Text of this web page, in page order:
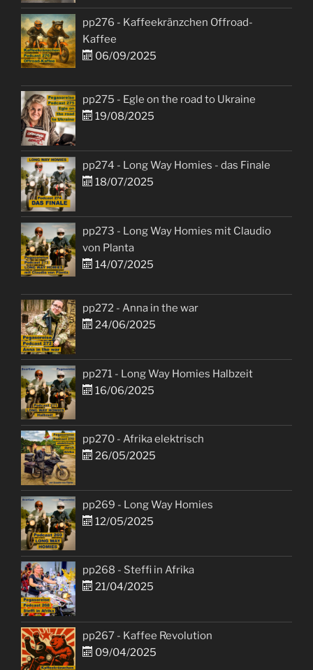
pp276 - Kaffeekränzchen Offroad-
Kaffee
06/09/2025
pp275 - Egle on the road to Ukraine
19/08/2025
pp274 - Long Way Homies - das Finale
18/07/2025
pp273 - Long Way Homies mit Claudio
von Planta
14/07/2025
pp272 - Anna in the war
24/06/2025
pp271 - Long Way Homies Halbzeit
16/06/2025
pp270 - Afrika elektrisch
26/05/2025
pp269 - Long Way Homies
12/05/2025
pp268 - Steffi in Afrika
21/04/2025
pp267 - Kaffee Revolution
09/04/2025